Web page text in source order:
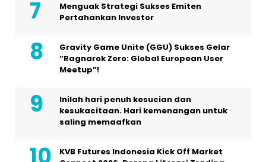
Menguak Strategi Sukses Emiten
Pertahankan Investor
Gravity Game Unite (GGU) Sukses Gelar
“Ragnarok Zero: Global European User
Meetup”!
Inilah hari penuh kesucian dan
kesukacitaan. Hari kemenangan untuk
saling memaafkan
KVB Futures Indonesia Kick Off Market